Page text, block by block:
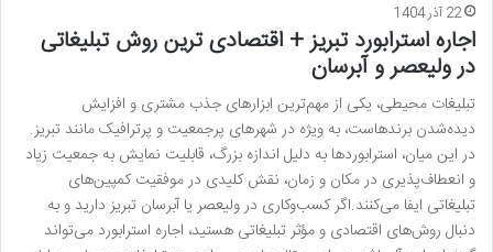
22 آذر 1404
اجاره استرابورد تبریز + اقتصادی ترین روش تبلیغاتی
در ولیعصر و آبرسان
تبلیغات محیطی، یکی از مهم‌ترین ابزارهای جذب مشتری و افزایش
دیده‌شدن برندهاست، به ویژه در شهرهای پرجمعیت و پرترافیک مانند تبریز.
در این میان، استرابوردها به دلیل اندازه بزرگ، قابلیت نمایش به جمعیت زیاد
و انعطاف‌پذیری در مکان و زمان، نقش کلیدی در موفقیت کمپین‌های
تبلیغاتی ایفا می‌کنند.اگر کسب‌وکاری در ولیعصر یا آبرسان تبریز دارید و به
دنبال روش‌های اقتصادی و مؤثر تبلیغاتی هستید، اجاره استرابورد می‌تواند